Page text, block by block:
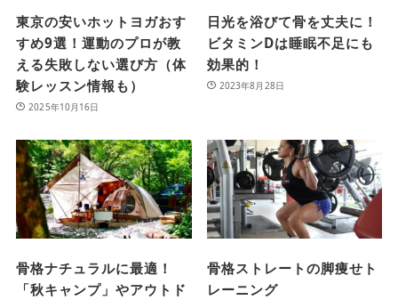
東京の安いホットヨガおす
すめ9選！運動のプロが教
える失敗しない選び方（体
験レッスン情報も）
2025年10月16日
日光を浴びて骨を丈夫に！
ビタミンDは睡眠不足にも
効果的！
2023年8月28日
骨格ナチュラルに最適！
「秋キャンプ」やアウトド
骨格ストレートの脚痩せト
レーニング